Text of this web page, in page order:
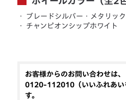
・
ブレードシルバー・メタリック
・
チャンピオンシップホワイト
お客様からのお問い合わせは
0120-112010（いいふれあい
す。